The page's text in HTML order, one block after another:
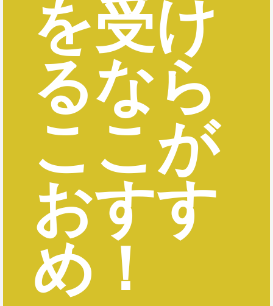
を受け
るなら
ここが
おすす
め！